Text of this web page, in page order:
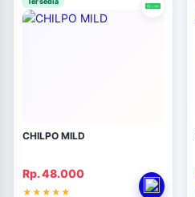
CHILPO MILD
Rp. 48.000